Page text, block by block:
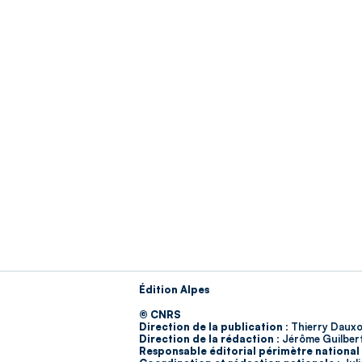
Édition Alpes
© CNRS
Direction de la publication : Thierry
Direction de la rédaction : Jérôme
Responsable éditorial périmètre national